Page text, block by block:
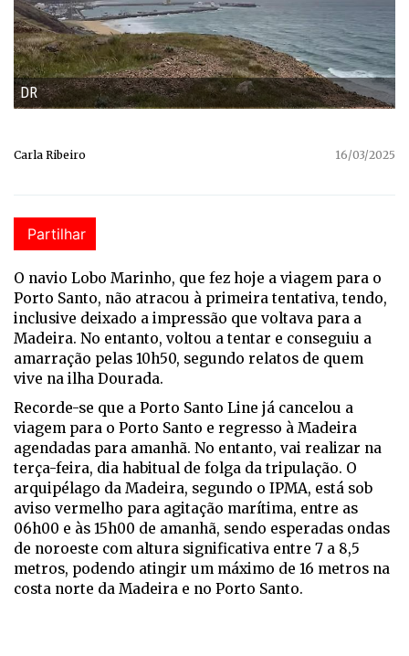
DR
Carla Ribeiro 16/03/2025
Partilhar
O navio Lobo Marinho, que fez hoje a viagem para o
Porto Santo, não atracou à primeira tentativa, tendo,
inclusive deixado a impressão que voltava para a
Madeira. No entanto, voltou a tentar e conseguiu a
amarração pelas 10h50, segundo relatos de quem
vive na ilha Dourada.
Recorde-se que a Porto Santo Line já cancelou a
viagem para o Porto Santo e regresso à Madeira
agendadas para amanhã. No entanto, vai realizar na
terça-feira, dia habitual de folga da tripulação. O
arquipélago da Madeira, segundo o IPMA, está sob
aviso vermelho para agitação marítima, entre as
06h00 e às 15h00 de amanhã, sendo esperadas ondas
de noroeste com altura significativa entre 7 a 8,5
metros, podendo atingir um máximo de 16 metros na
costa norte da Madeira e no Porto Santo.